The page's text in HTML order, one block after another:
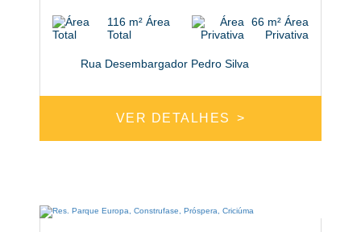
116 m² Área
Total
66 m² Área
Privativa
Rua Desembargador Pedro Silva
VER DETALHES